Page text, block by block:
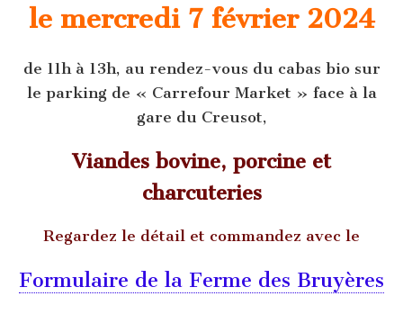
le mercredi 7 février 2024
de 11h à 13h, au rendez-vous du cabas bio sur
le parking de « Carrefour Market » face à la
gare du Creusot,
Viandes bovine, porcine et
charcuteries
Regardez le détail et commandez avec le
Formulaire de la Ferme des Bruyères